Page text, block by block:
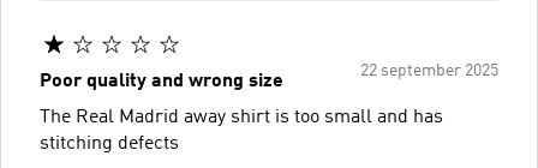
22 september 2025
Poor quality and wrong size
The Real Madrid away shirt is too small and has
stitching defects